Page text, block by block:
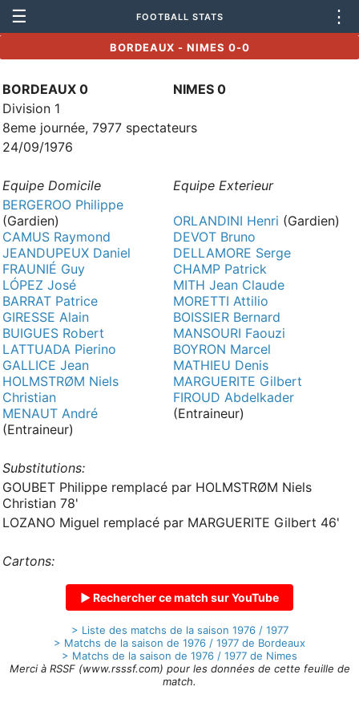
☰ FOOTBALL STATS ⋮
BORDEAUX - NIMES 0-0
BORDEAUX 0
NIMES 0
Division 1
8eme journée, 7977 spectateurs
24/09/1976
Equipe Domicile
Equipe Exterieur
BERGEROO Philippe
(Gardien)
CAMUS Raymond
JEANDUPEUX Daniel
FRAUNIÉ Guy
LÓPEZ José
BARRAT Patrice
GIRESSE Alain
BUIGUES Robert
LATTUADA Pierino
GALLICE Jean
HOLMSTRØM Niels
Christian
MENAUT André
(Entraineur)
ORLANDINI Henri (Gardien)
DEVOT Bruno
DELLAMORE Serge
CHAMP Patrick
MITH Jean Claude
MORETTI Attilio
BOISSIER Bernard
MANSOURI Faouzi
BOYRON Marcel
MATHIEU Denis
MARGUERITE Gilbert
FIROUD Abdelkader
(Entraineur)
Substitutions:
GOUBET Philippe remplacé par HOLMSTRØM Niels
Christian 78'
LOZANO Miguel remplacé par MARGUERITE Gilbert 46'
Cartons:
▶ Rechercher ce match sur YouTube
> Liste des matchs de la saison 1976 / 1977
> Matchs de la saison de 1976 / 1977 de Bordeaux
> Matchs de la saison de 1976 / 1977 de Nimes
Merci à RSSF (www.rsssf.com) pour les données de cette feuille de
match.